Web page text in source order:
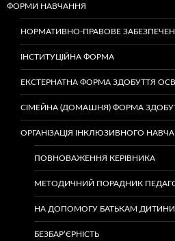
ФОРМИ НАВЧАННЯ
НОРМАТИВНО-ПРАВОВЕ
ІНСТИТУЦІЙНА ФОРМА
ЕКСТЕРНАТНА ФОРМА ЗДОБУТТЯ
СІМЕЙНА (ДОМАШНЯ) ФОРМА
ОРГАНІЗАЦІЯ ІНКЛЮЗИВНОГО
ПОВНОВАЖЕННЯ КЕРІВНИКА
МЕТОДИЧНИЙ ПОРАДНИК
НА ДОПОМОГУ БАТЬКАМ
БЕЗБАР’ЄРНІСТЬ